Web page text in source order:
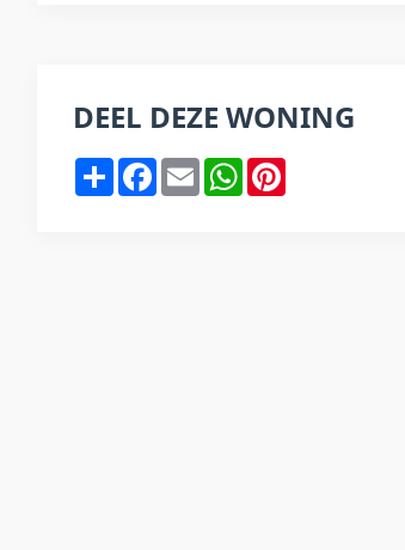
DEEL DEZE WONING
Share Facebook
Email WhatsApp